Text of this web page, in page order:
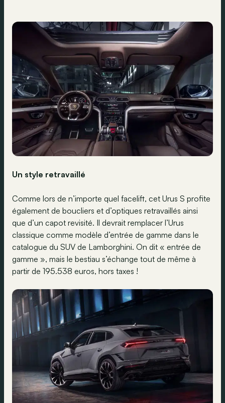
Un style retravaillé
Comme lors de n’importe quel facelift, cet Urus S profite
également de boucliers et d’optiques retravaillés ainsi
que d’un capot revisité. Il devrait remplacer l’Urus
classique comme modèle d’entrée de gamme dans le
catalogue du SUV de Lamborghini. On dit « entrée de
gamme », mais le bestiau s’échange tout de même à
partir de 195.538 euros, hors taxes !